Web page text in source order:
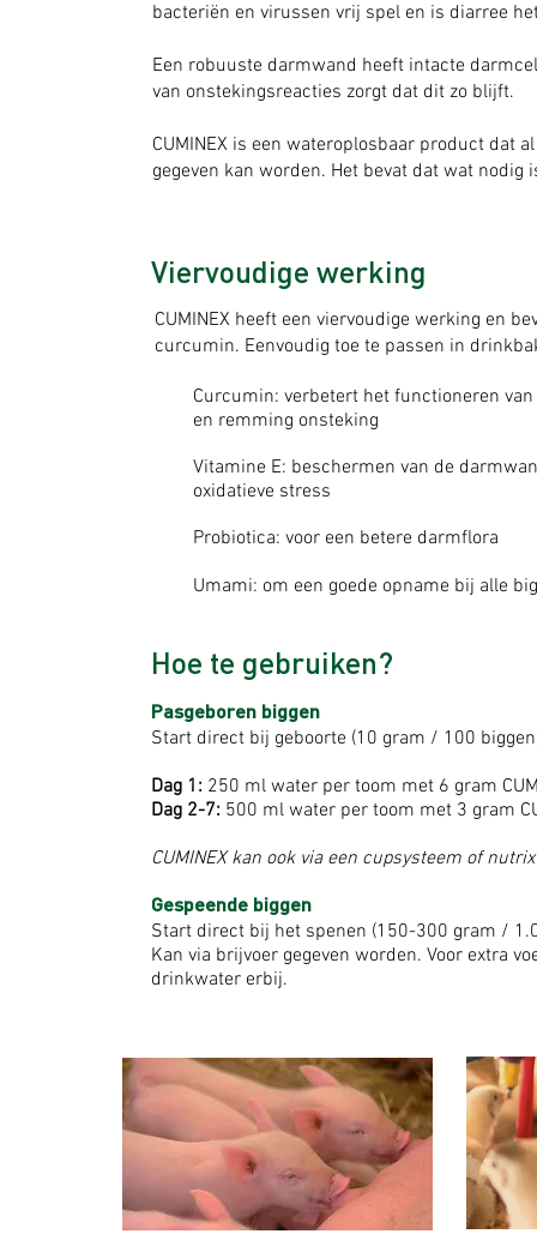
bacteriën en virussen vrij spel en is diarree
Een robuuste darmwand heeft intacte
van onstekingsreacties zorgt dat dit zo blijft.
CUMINEX is een wateroplosbaar product dat
gegeven kan worden. Het bevat dat wat nodig
Viervoudige werking
CUMINEX heeft een viervoudige werking en
curcumin. Eenvoudig toe te passen in
Curcumin: verbetert het functioneren
en remming onsteking
Vitamine E: beschermen van de
oxidatieve stress
Probiotica: voor een betere darmflora
Umami: om een goede opname bij alle
Hoe te gebruiken?
Pasgeboren biggen
Start direct bij geboorte (10 gram / 100
Dag 1: 250 ml water per toom met 6 gram
Dag 2-7: 500 ml water per toom met 3 gram
CUMINEX kan ook via een cupsysteem of
Gespeende biggen
Start direct bij het spenen (150-300 gram /
Kan via brijvoer gegeven worden. Voor extra
drinkwater erbij.